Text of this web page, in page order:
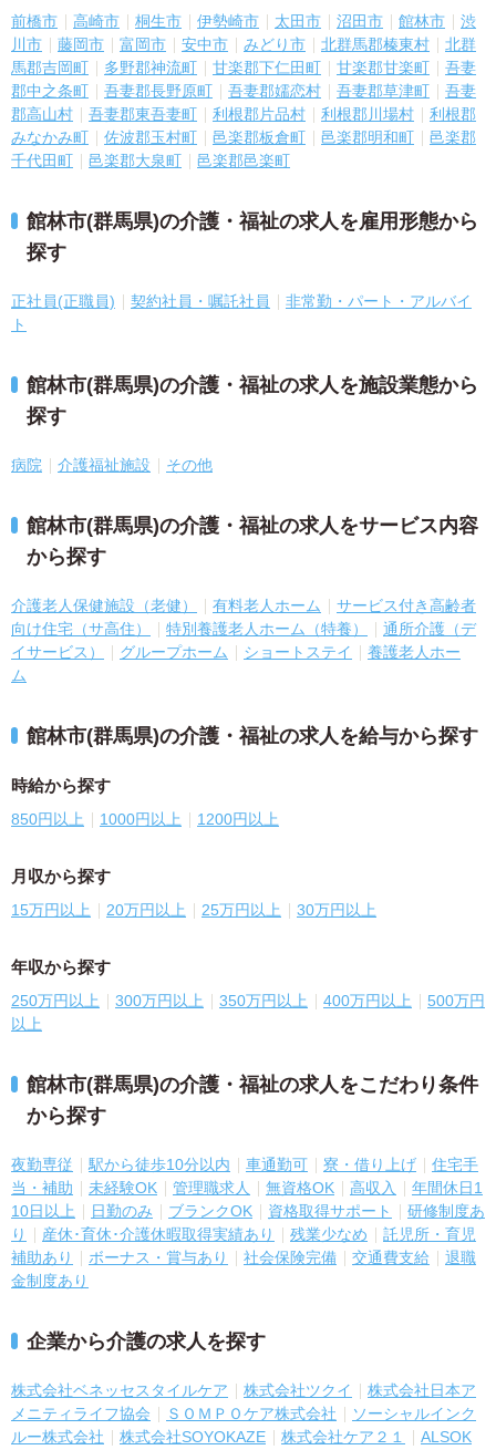
前橋市 高崎市 桐生市 伊勢崎市 太田市 沼田市 館林市
渋
川市
藤岡市 富岡市 安中市 みどり市 北群馬郡榛東村
北群
馬郡吉岡町
多野郡神流町 甘楽郡下仁田町 甘楽郡甘楽町
吾妻
郡中之条町
吾妻郡長野原町 吾妻郡嬬恋村 吾妻郡草津町
吾妻
郡高山村
吾妻郡東吾妻町 利根郡片品村 利根郡川場村
利根郡
みなかみ町
佐波郡玉村町 邑楽郡板倉町 邑楽郡明和町
邑楽郡
千代田町
邑楽郡大泉町 邑楽郡邑楽町
館林市(群馬県)の介護・福祉の求人を雇用形態から
探す
正社員(正職員) 契約社員・嘱託社員
非常勤・パート・アルバイ
ト
館林市(群馬県)の介護・福祉の求人を施設業態から
探す
病院 介護福祉施設 その他
館林市(群馬県)の介護・福祉の求人をサービス内容
から探す
介護老人保健施設（老健） 有料老人ホーム
サービス付き高齢者
向け住宅（サ高住）
特別養護老人ホーム（特養）
通所介護（デ
イサービス）
グループホーム ショートステイ
養護老人ホー
ム
館林市(群馬県)の介護・福祉の求人を給与から探す
時給から探す
850円以上 1000円以上 1200円以上
月収から探す
15万円以上 20万円以上 25万円以上 30万円以上
年収から探す
250万円以上 300万円以上 350万円以上 400万円以上
500万円
以上
館林市(群馬県)の介護・福祉の求人をこだわり条件
から探す
夜勤専従 駅から徒歩10分以内 車通勤可 寮・借り上げ
住宅手
当・補助
未経験OK 管理職求人 無資格OK 高収入
年間休日1
10日以上
日勤のみ ブランクOK 資格取得サポート
研修制度あ
り
産休･育休･介護休暇取得実績あり 残業少なめ
託児所・育児
補助あり
ボーナス・賞与あり 社会保険完備 交通費支給
退職
金制度あり
企業から介護の求人を探す
株式会社ベネッセスタイルケア 株式会社ツクイ
株式会社日本ア
メニティライフ協会
ＳＯＭＰＯケア株式会社
ソーシャルインク
ルー株式会社
株式会社SOYOKAZE 株式会社ケア２１
ALSOK